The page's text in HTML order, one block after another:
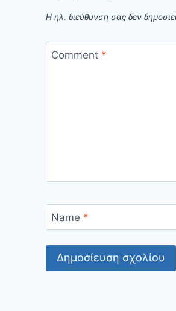
Η ηλ. διεύθυνση σας δεν
Comment *
Name *